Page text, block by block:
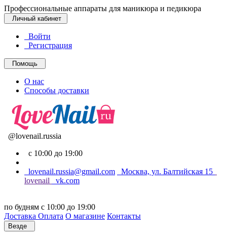
Профессиональные аппараты для маникюра и педикюра
Личный кабинет
Войти
Регистрация
Помощь
О нас
Способы доставки
@lovenail.russia
с 10:00 до 19:00
lovenail.russia@gmail.com
Москва, ул. Балтийская 15
lovenail
vk.com
по будням с 10:00 до 19:00
Доставка Оплата О магазине Контакты
Везде